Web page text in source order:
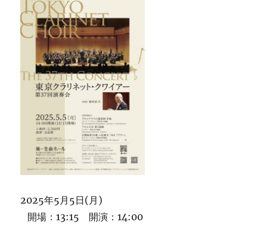
2025年5月5日(月)
開場：13:15 開演：14:00